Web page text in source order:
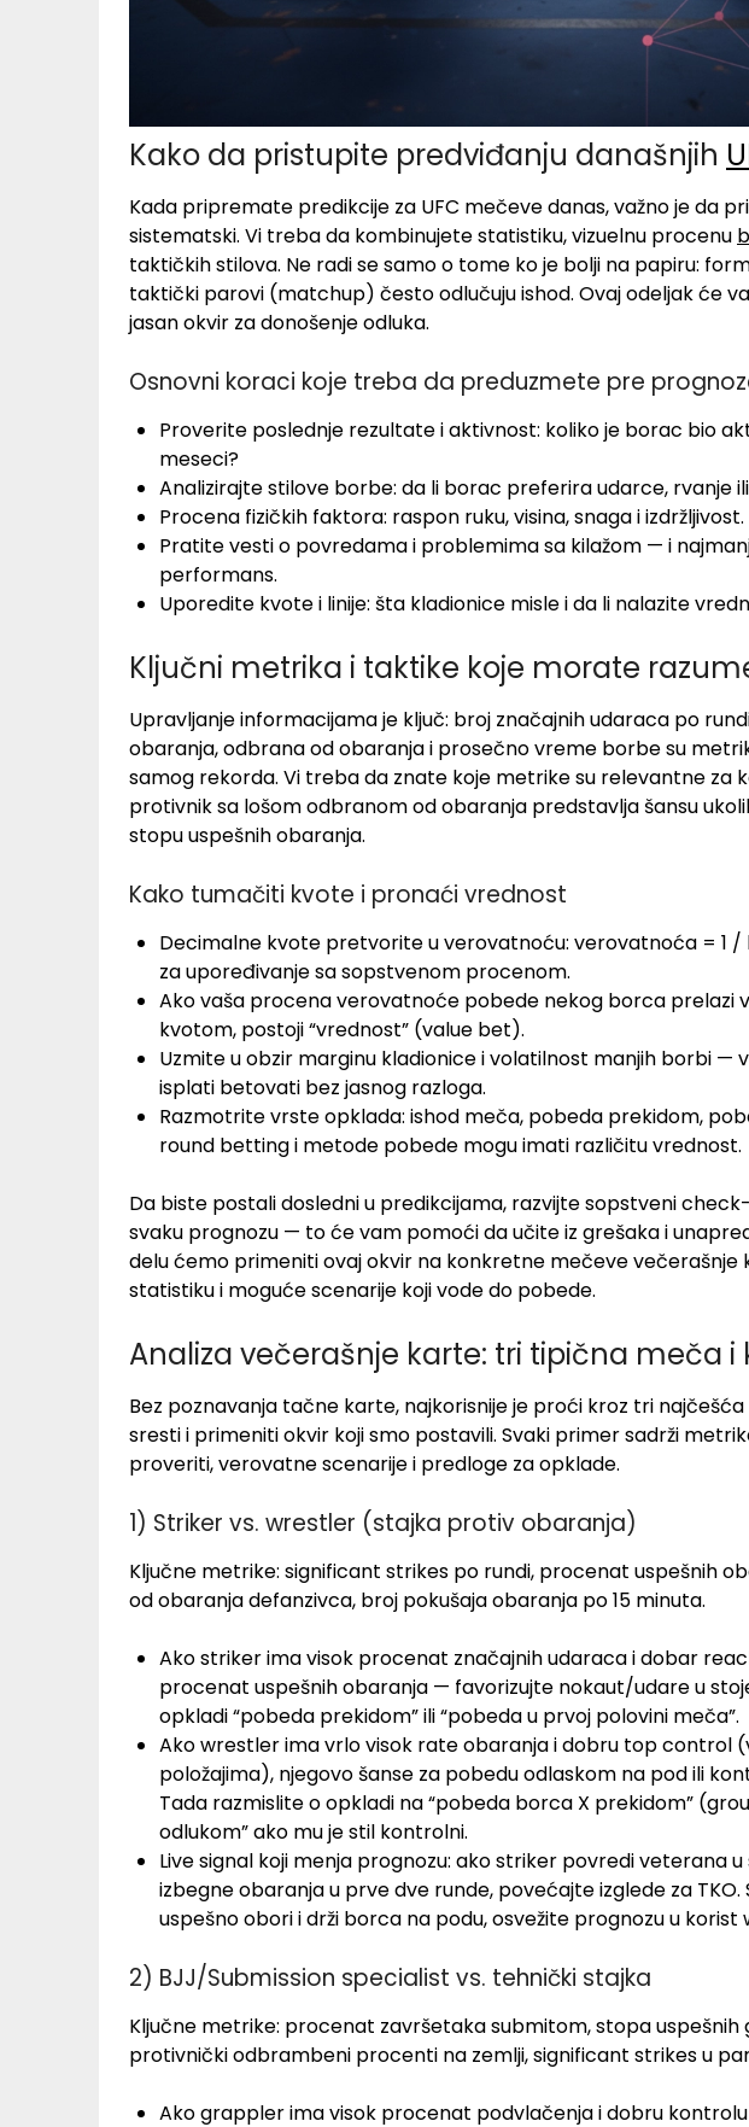
Kako da pristupite predviđanju današnjih
Kada pripremate predikcije za UFC mečeve danas, važno je da
sistematski. Vi treba da kombinujete statistiku, vizuelnu procenu
taktičkih stilova. Ne radi se samo o tome ko je bolji na papiru:
taktički parovi (matchup) često odlučuju ishod. Ovaj odeljak će
jasan okvir za donošenje odluka.
Osnovni koraci koje treba da preduzmete pre
Proverite poslednje rezultate i aktivnost: koliko je borac bio
meseci?
Analizirajte stilove borbe: da li borac preferira udarce, rvanje
Procena fizičkih faktora: raspon ruku, visina, snaga i izdržljivost.
Pratite vesti o povredama i problemima sa kilažom — i
performans.
Uporedite kvote i linije: šta kladionice misle i da li nalazite
Ključni metrika i taktike koje morate
Upravljanje informacijama je ključ: broj značajnih udaraca po
obaranja, odbrana od obaranja i prosečno vreme borbe su
samog rekorda. Vi treba da znate koje metrike su relevantne za
protivnik sa lošom odbranom od obaranja predstavlja šansu
stopu uspešnih obaranja.
Kako tumačiti kvote i pronaći vrednost
Decimalne kvote pretvorite u verovatnoću: verovatnoća = 1 /
za upoređivanje sa sopstvenom procenom.
Ako vaša procena verovatnoće pobede nekog borca prelazi
kvotom, postoji “vrednost” (value bet).
Uzmite u obzir marginu kladionice i volatilnost manjih borbi —
isplati betovati bez jasnog razloga.
Razmotrite vrste opklada: ishod meča, pobeda prekidom,
round betting i metode pobede mogu imati različitu vrednost.
Da biste postali dosledni u predikcijama, razvijte sopstveni
svaku prognozu — to će vam pomoći da učite iz grešaka i
delu ćemo primeniti ovaj okvir na konkretne mečeve večerašnje
statistiku i moguće scenarije koji vode do pobede.
Analiza večerašnje karte: tri tipična meča i
Bez poznavanja tačne karte, najkorisnije je proći kroz tri
sresti i primeniti okvir koji smo postavili. Svaki primer sadrži
proveriti, verovatne scenarije i predloge za opklade.
1) Striker vs. wrestler (stajka protiv obaranja)
Ključne metrike: significant strikes po rundi, procenat uspešnih
od obaranja defanzivca, broj pokušaja obaranja po 15 minuta.
Ako striker ima visok procenat značajnih udaraca i dobar
procenat uspešnih obaranja — favorizujte nokaut/udare u
opkladi “pobeda prekidom” ili “pobeda u prvoj polovini meča”.
Ako wrestler ima vrlo visok rate obaranja i dobru top control
položajima), njegovo šanse za pobedu odlaskom na pod ili
Tada razmislite o opkladi na “pobeda borca X prekidom”
odlukom” ako mu je stil kontrolni.
Live signal koji menja prognozu: ako striker povredi veterana
izbegne obaranja u prve dve runde, povećajte izglede za
uspešno obori i drži borca na podu, osvežite prognozu u
2) BJJ/Submission specialist vs. tehnički stajka
Ključne metrike: procenat završetaka submitom, stopa uspešnih
protivnički odbrambeni procenti na zemlji, significant strikes u
Ako grappler ima visok procenat podvlačenja i dobru